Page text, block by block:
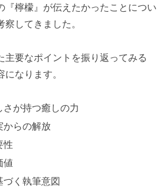
『檸檬』が伝えたかったことについ
してきました。
主要なポイントを振り返ってみる
なります。
が持つ癒しの力
からの解放
性
値
づく執筆意図